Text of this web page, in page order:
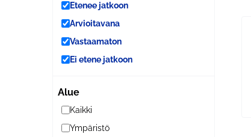
Etenee jatkoon
Arvioitavana
Vastaamaton
Ei etene jatkoon
Alue
Kaikki
Ympäristö